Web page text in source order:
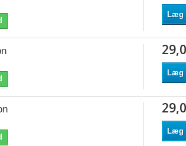
Læg
Læg
Læg